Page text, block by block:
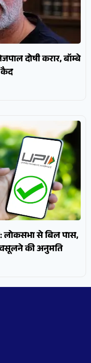
दोषी करार, बॉम्बे
कैद
लोकसभा से बिल पास,
की अनुमति